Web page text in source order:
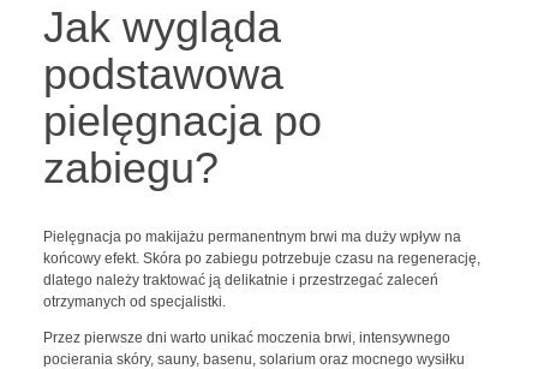
Jak wygląda
podstawowa
pielęgnacja po
zabiegu?
Pielęgnacja po makijażu permanentnym brwi ma duży wpływ na
końcowy efekt. Skóra po zabiegu potrzebuje czasu na regenerację,
dlatego należy traktować ją delikatnie i przestrzegać zaleceń
otrzymanych od specjalistki.
Przez pierwsze dni warto unikać moczenia brwi, intensywnego
pocierania skóry, sauny, basenu, solarium oraz mocnego wysiłku